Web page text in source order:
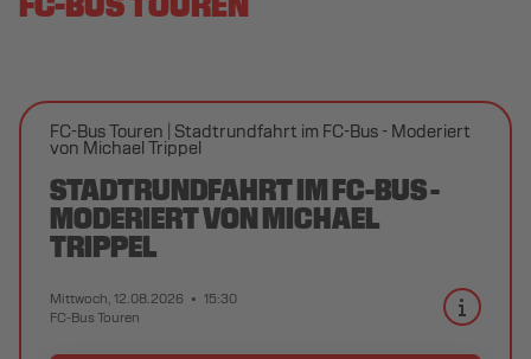
FC-Bus Touren Stadtrundfahrt im FC-Bus - Moderiert
von Michael Trippel
STADTRUNDFAHRT IM FC-BUS -
MODERIERT VON MICHAEL
TRIPPEL
Mittwoch, 12.08.2026
15:30
FC-Bus Touren